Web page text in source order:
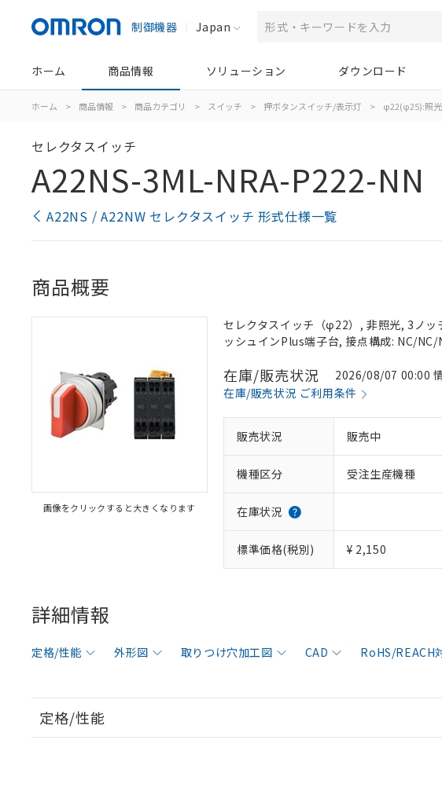
制御機器 Japan
ホーム 商品情報 ソリューション ダウンロード
ホーム > 商品情報 > 商品カテゴリ > スイッチ > 押ボタンスイッチ/表示灯 > φ22(φ25):照
セレクタスイッチ
A22NS-3ML-NRA-P222-NN
A22NS / A22NW セレクタスイッチ 形式仕様一覧
商品概要
画像をクリックすると大きくなります
セレクタスイッチ（φ22）, 非照光, 3ノ
ッシュインPlus端子台, 接点構成: NC/NC/
在庫/販売状況
2026/08/07 00:00
在庫/販売状況 ご利用条件
販売状況 販売中
機種区分 受注生産機種
在庫状況
標準価格(税別) ¥ 2,150
詳細情報
定格/性能 外形図 取りつけ穴加工図 CAD RoHS/REACH
定格/性能